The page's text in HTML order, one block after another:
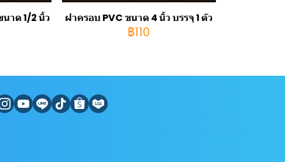
าด 1/2 นิ้ว
ฝาครอบ PVC ขนาด 4 นิ้ว บรรจุ 1 ตัว
฿110